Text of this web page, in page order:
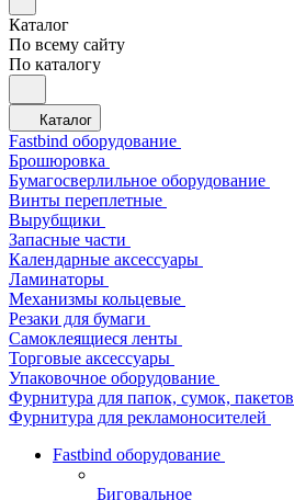
Каталог
По всему сайту
По каталогу
Каталог
Fastbind оборудование
Брошюровка
Бумагосверлильное оборудование
Винты переплетные
Вырубщики
Запасные части
Календарные аксессуары
Ламинаторы
Механизмы кольцевые
Резаки для бумаги
Самоклеящиеся ленты
Торговые аксессуары
Упаковочное оборудование
Фурнитура для папок, сумок, пакетов
Фурнитура для рекламоносителей
Fastbind оборудование
Биговальное